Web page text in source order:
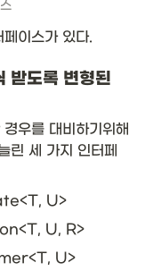
이스가 있다.
받도록 변형된
린 세 가지 인터페
U>
U, R>
U>